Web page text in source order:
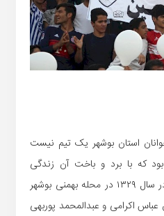
استان بوشهر یک تیم نیست
که با برد و باخت آن زندگی
می‌کردند. باشگاه باقدمتی که در سال ۱۳۲۹ در محله بهمنی بوشهر
اکرامی و عبدالمحمد پوربهی